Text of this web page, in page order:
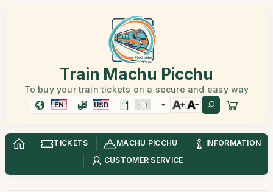
Train Machu Picchu
To buy your train tickets on a secure and easy way
EN USD
TICKETS MACHU PICCHU
INFORMATION
CUSTOMER SERVICE